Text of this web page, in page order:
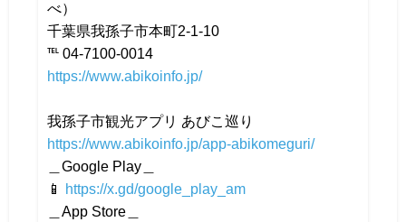
べ）
千葉県我孫子市本町2-1-10
℡ 04-7100-0014
https://www.abikoinfo.jp/
我孫子市観光アプリ あびこ巡り
https://www.abikoinfo.jp/app-abikomeguri/
＿Google Play＿
📱 https://x.gd/google_play_am
＿App Store＿